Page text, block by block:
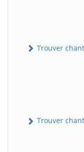
Trouver
Trouver